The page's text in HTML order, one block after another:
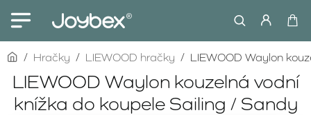
LIEWOOD Waylon kouzelná vodní
knížka do koupele Sailing / Sandy
homeHračky LIEWOOD hračky LIEWOOD Waylon